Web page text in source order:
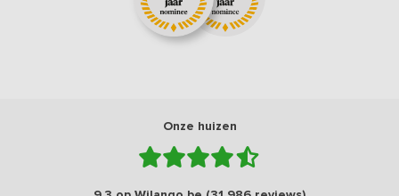
Onze huizen